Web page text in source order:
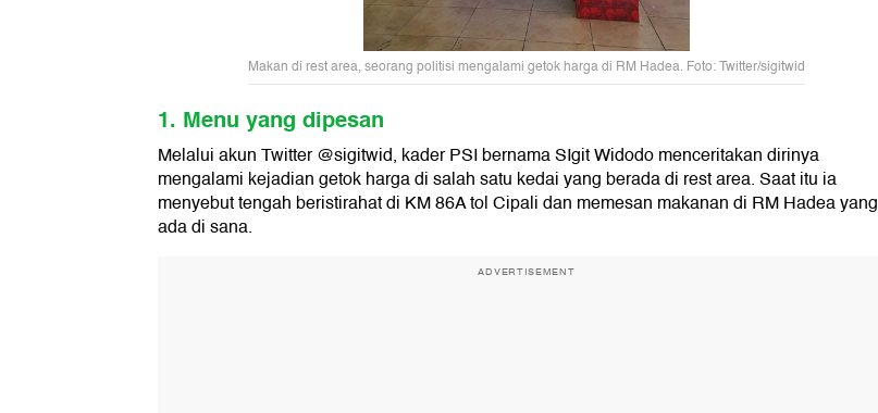
Makan di rest area, seorang politisi mengalami getok harga di RM Hadea. Foto: Twitter/sigitwid
1. Menu yang dipesan
Melalui akun Twitter @sigitwid, kader PSI bernama SIgit Widodo menceritakan dirinya
mengalami kejadian getok harga di salah satu kedai yang berada di rest area. Saat itu ia
menyebut tengah beristirahat di KM 86A tol Cipali dan memesan makanan di RM Hadea yang
ada di sana.
ADVERTISEMENT